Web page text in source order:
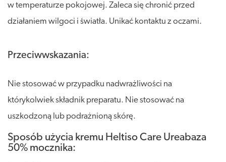
w temperaturze pokojowej. Zaleca się chronić przed
działaniem wilgoci i światła. Unikać kontaktu z oczami.
Przeciwwskazania:
Nie stosować w przypadku nadwrażliwości na
którykolwiek składnik preparatu. Nie stosować na
uszkodzoną lub podrażnioną skórę.
Sposób użycia kremu Heltiso Care Ureabaza
50% mocznika: